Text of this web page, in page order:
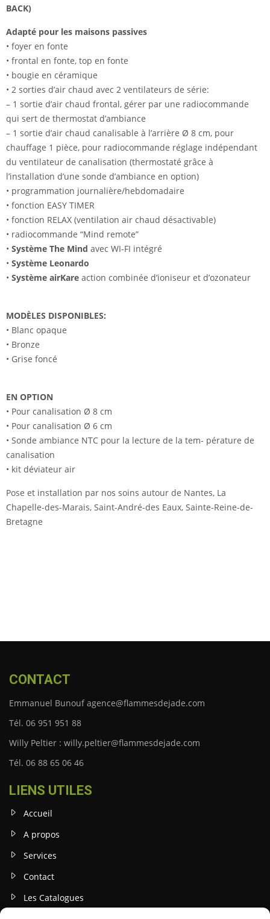
BACK)
Adapté pour les maisons passives
• foyer en fonte
• frontal en fonte, top en fonte
• bougie en céramique
• 2 sorties d’air chaud avec 2 ventilateurs de série:
– 1 sortie d’air chaud frontal, gérer par une radiocommande
qui sert de thermostat d’ambiance
– 1 sortie d’air chaud canalisable à l’arrière Ø 8 cm, pour
chauffage 1 pièce, pour radiocommande réglage indépendant
du ventilateur de canalisation (thermostaté grâce à
l’installation d’une sonde d’ambiance en option)
• programmation journalière/hebdomadaire
• fonction EASY TIMER
• fonction RELAX (ventilation air chaud désactivable)
• radiocommande “Mind remote”
• Système The Mind avec WI-FI intégré
• Système Leonardo
• Système airKare action combinée d’ioniseur et d’ozonateur
MODÈLES DISPONIBLES:
• Blanc opaque
• Bronze
• Grise foncé
EN OPTION
• Pour canalisation Ø 8 cm
• Pour canalisation Ø 6 cm
• Sonde ambiance NTC pour la lecture de la tem- pérature de
canalisation
• kit déviateur air
Pose et installation par nos soins autour de Nantes, La
Chapelle-des-Marais, Saint-André-des Eaux, Sainte-Reine-de-
Bretagne
CONTACT
Emmanuel Bunouf agence@flammesdejade.com
Tél. 06 951 951 88
Willy Peltier : willy.peltier@flammesdejade.com
Tél. 06 88 65 06 46
LIENS UTILES
Accueil
A propos
Services
Contact
Les Catalogues